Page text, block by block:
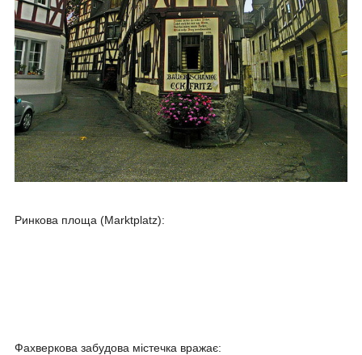
Ринкова площа (Marktplatz):
Фахверкова забудова містечка вражає: